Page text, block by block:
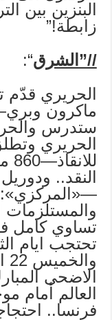
البنزين بين
زابطة!”
//”الشرق“:
الحريري قدّم
ماكرون
ستدرس
الحريري وتطلق
النقد..
—«المركزي»:
الاضحى
العالم أمام
فرنسا..